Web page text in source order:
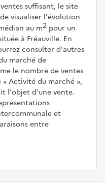
suffisant, le site
visualiser l'évolution
au m2 pour un
à Fréauville. En
consulter d'autres
marché de
le nombre de ventes
Activité du marché ,
l'objet d'une vente.
et
entre